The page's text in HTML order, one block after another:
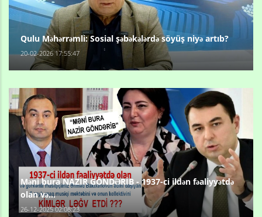
Qulu Məhərrəmli: Sosial şəbəkələrdə söyüş niyə artıb?
20-02-2026 17:55:47
Məni bura NAZİR GÖNDƏRİB - 1937-ci ildən fəaliyyətdə
olan və...
26-12-2025 02:08:23